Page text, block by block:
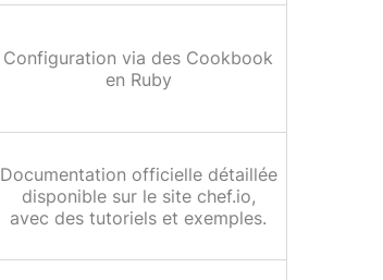
Configuration via des Cookbook
en Ruby
Documentation officielle détaillée
disponible sur le site chef.io,
avec des tutoriels et exemples.